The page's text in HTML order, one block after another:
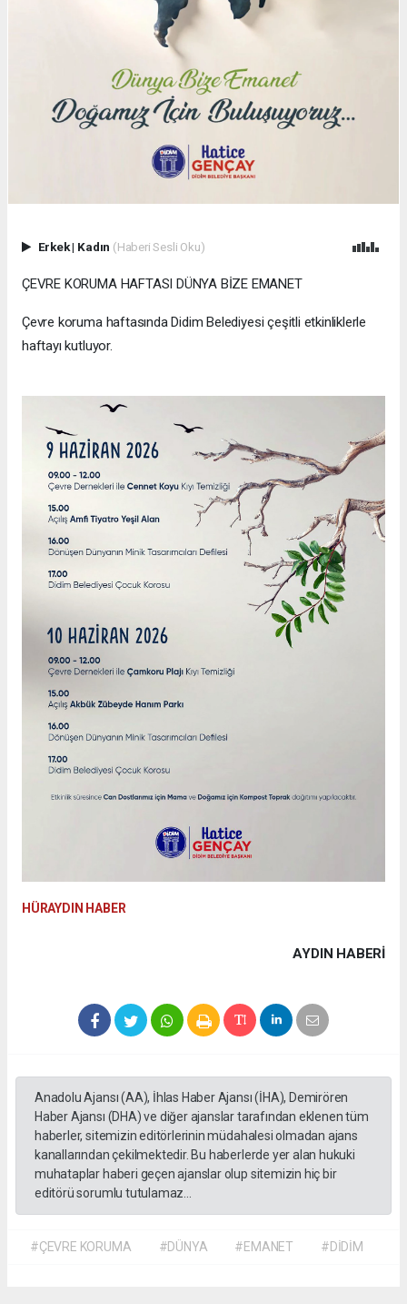
Erkek| Kadın (Haberi Sesli Oku)
ÇEVRE KORUMA HAFTASI DÜNYA BİZE EMANET
Çevre koruma haftasında Didim Belediyesi çeşitli etkinliklerle
haftayı kutluyor.
HÜRAYDIN HABER
AYDIN HABERİ
Anadolu Ajansı (AA), İhlas Haber Ajansı (İHA), Demirören
Haber Ajansı (DHA) ve diğer ajanslar tarafından eklenen tüm
haberler, sitemizin editörlerinin müdahalesi olmadan ajans
kanallarından çekilmektedir. Bu haberlerde yer alan hukuki
muhataplar haberi geçen ajanslar olup sitemizin hiç bir
editörü sorumlu tutulamaz...
#ÇEVRE KORUMA #DÜNYA #EMANET #DİDİM